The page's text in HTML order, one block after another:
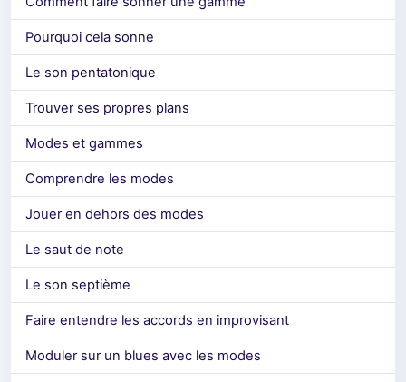
Pourquoi cela sonne
Le son pentatonique
Trouver ses propres plans
Modes et gammes
Comprendre les modes
Jouer en dehors des modes
Le saut de note
Le son septième
Faire entendre les accords en improvisant
Moduler sur un blues avec les modes